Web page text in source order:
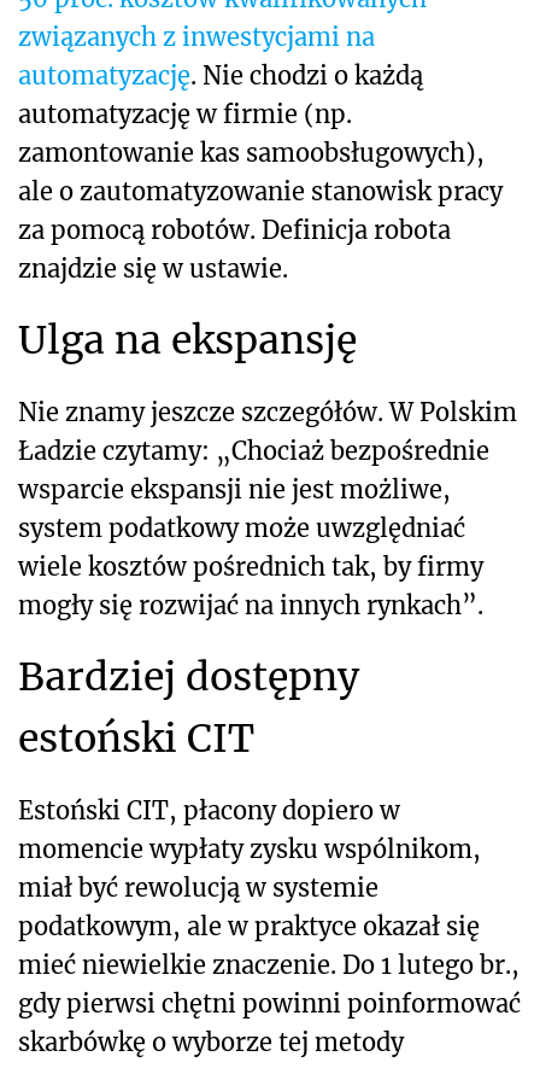
związanych z inwestycjami na
automatyzację. Nie chodzi o każdą
automatyzację w firmie (np.
zamontowanie kas samoobsługowych),
ale o zautomatyzowanie stanowisk pracy
za pomocą robotów. Definicja robota
znajdzie się w ustawie.
Ulga na ekspansję
Nie znamy jeszcze szczegółów. W Polskim
Ładzie czytamy: „Chociaż bezpośrednie
wsparcie ekspansji nie jest możliwe,
system podatkowy może uwzględniać
wiele kosztów pośrednich tak, by firmy
mogły się rozwijać na innych rynkach”.
Bardziej dostępny
estoński CIT
Estoński CIT, płacony dopiero w
momencie wypłaty zysku wspólnikom,
miał być rewolucją w systemie
podatkowym, ale w praktyce okazał się
mieć niewielkie znaczenie. Do 1 lutego br.,
gdy pierwsi chętni powinni poinformować
skarbówkę o wyborze tej metody